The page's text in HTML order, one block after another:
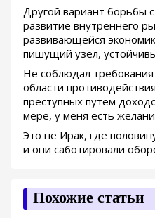
Другой вариант борьбы
развитие внутреннего
развивающейся
пишущий узел,
Не соблюдал требования
области
преступных путем
мере, у меня есть
Это не Ирак, где
и они саботировали
Похожие статьи